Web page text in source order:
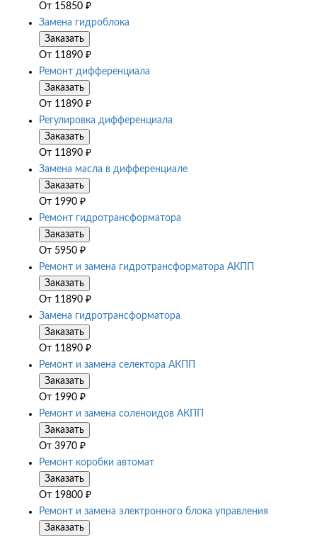
От 15850 ₽
Замена гидроблока
Заказать
От 11890 ₽
Ремонт дифференциала
Заказать
От 11890 ₽
Регулировка дифференциала
Заказать
От 11890 ₽
Замена масла в дифференциале
Заказать
От 1990 ₽
Ремонт гидротрансформатора
Заказать
От 5950 ₽
Ремонт и замена гидротрансформатора АКПП
Заказать
От 11890 ₽
Замена гидротрансформатора
Заказать
От 11890 ₽
Ремонт и замена селектора АКПП
Заказать
От 1990 ₽
Ремонт и замена соленоидов АКПП
Заказать
От 3970 ₽
Ремонт коробки автомат
Заказать
От 19800 ₽
Ремонт и замена электронного блока управления
Заказать